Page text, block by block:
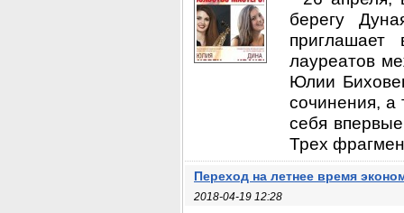
берегу
лауреатов
Юлии
сочинения, а
себя
Трех
Переход на летнее время
2018-04-19 12:28